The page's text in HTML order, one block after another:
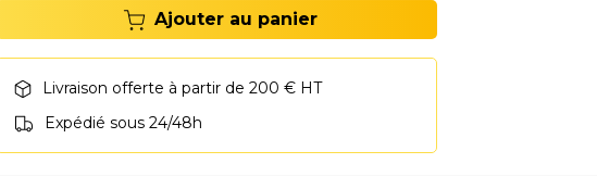
Ajouter au panier
Livraison offerte à partir de 200 € HT
Expédié sous 24/48h